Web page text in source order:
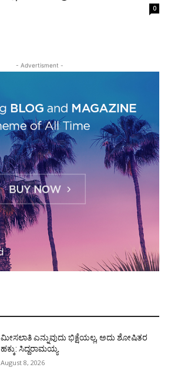
0
- Advertisment -
ಮೀಸಲಾತಿ ಎನ್ನುವುದು ಭಿಕ್ಷೆಯಲ್ಲ, ಅದು ಶೋಷಿತರ
ಹಕ್ಕು: ಸಿದ್ದರಾಮಯ್ಯ
August 8, 2026